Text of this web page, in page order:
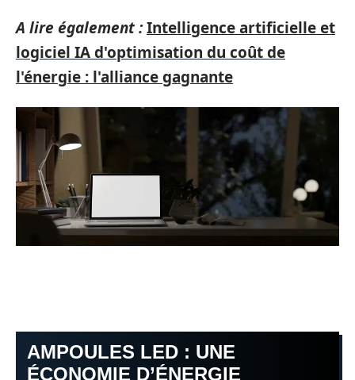
A lire également :Intelligence artificielle et
logiciel IA d'optimisation du coût de
l'énergie : l'alliance gagnante
AMPOULES LED : UNE
ÉCONOMIE D’ÉNERGIE